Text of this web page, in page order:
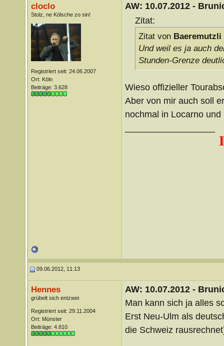
cloclo
Stolz, ne Kölsche zo sin!
Registriert seit: 24.06.2007
Ort: Köln
Beiträge: 3.628
AW: 10.07.2012 -
Zitat:
Zitat von Baeremutzli
Und weil es ja auch
Stunden-Grenze
Wieso offizieller
Aber von mir auch soll
nochmal in Locarno und
09.06.2012, 11:13
Hennes
grübelt sich entzwei
Registriert seit: 29.11.2004
Ort: Münster
Beiträge: 4.810
AW: 10.07.2012 -
Man kann sich ja alles
Erst Neu-Ulm als
die Schweiz